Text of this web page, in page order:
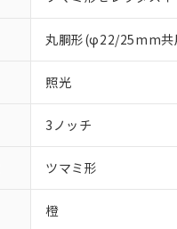
丸胴形(φ22/25mm共
照光
3ノッチ
ツマミ形
橙